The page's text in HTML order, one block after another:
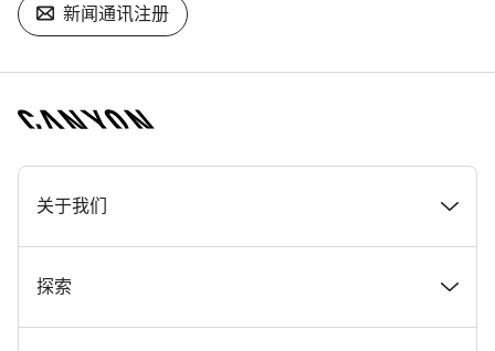
新闻通讯注册
[footer.linksList.title]
关于我们
奖项
探索